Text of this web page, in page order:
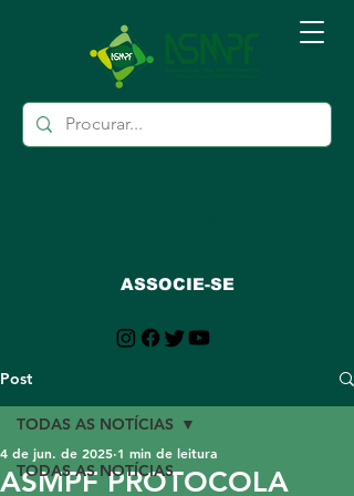
ASSOCIE-SE
Post
TODAS AS NOTÍCIAS
TODAS AS NOTÍCIAS
ASMPF PROTOCOLA
4 de jun. de 2025 1 min de leitura